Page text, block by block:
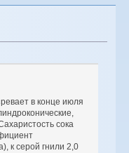
в конце июля
сока
к серой гнили 2,0